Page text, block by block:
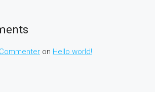
on Hello world!